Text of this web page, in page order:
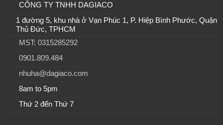
CÔNG TY TNHH DAGIACO
1 đường 5, khu nhà ở Vạn Phúc 1, P. Hiệp Bình Phước, Quận
Thủ Đức, TPHCM
MST: 0315285292
0901.809.484
nhuha@dagiaco.com
8am to 5pm
Thứ 2 đến Thứ 7